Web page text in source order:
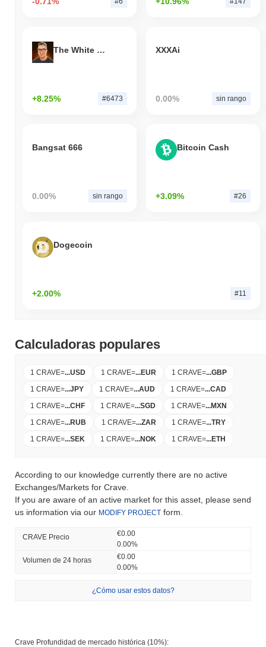
The White Bull
+8.25% #6473
XXXAi
0.00% sin rango
Bangsat 666
0.00% sin rango
Bitcoin Cash
+3.09% #26
Dogecoin
+2.00% #11
Calculadoras populares
1 CRAVE=...USD 1 CRAVE=...EUR 1 CRAVE=...GBP
1 CRAVE=...JPY 1 CRAVE=...AUD 1 CRAVE=...CAD
1 CRAVE=...CHF 1 CRAVE=...SGD 1 CRAVE=...MXN
1 CRAVE=...RUB 1 CRAVE=...ZAR 1 CRAVE=...TRY
1 CRAVE=...SEK 1 CRAVE=...NOK 1 CRAVE=...ETH
According to our knowledge currently there are no active
Exchanges/Markets for Crave.
If you are aware of an active market for this asset, please send
us information via our MODIFY PROJECT form.
CRAVE Precio
€0.00
0.00%
Volumen de 24 horas
€0.00
0.00%
¿Cómo usar estos datos?
Crave Profundidad de mercado histórica (10%):